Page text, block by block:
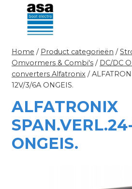
Doorgaan
inhoud
Home / Product categorieën /
Omvormers & Combi's / DC/DC
converters Alfatronix /
12V/3/6A ONGEIS.
ALFATRONIX
ONGEIS.